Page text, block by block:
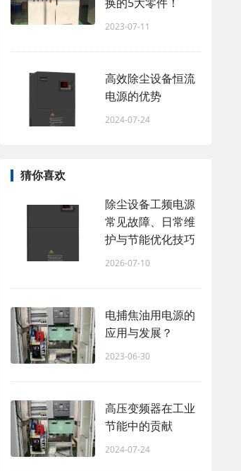
2023-07-11
高效除尘设备恒流
电源的优势
2024-07-24
猜你喜欢
除尘设备工频电源
常见故障、日常维
护与节能优化技巧
2026-07-10
电捕焦油用电源的
应用与发展？
2023-06-30
高压变频器在工业
节能中的贡献
2024-07-24